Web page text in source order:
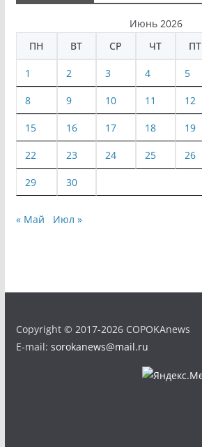
Июнь 2026
ПН
ВТ СР ЧТ ПТ
1 2 3 4 5
8 9 10 11 12
15 16 17 18 19
22 23 24 25 26
29 30
« Май Июл »
Copyright © 2017-2026 COPOKAnews
E-mail: sorokanews@mail.ru